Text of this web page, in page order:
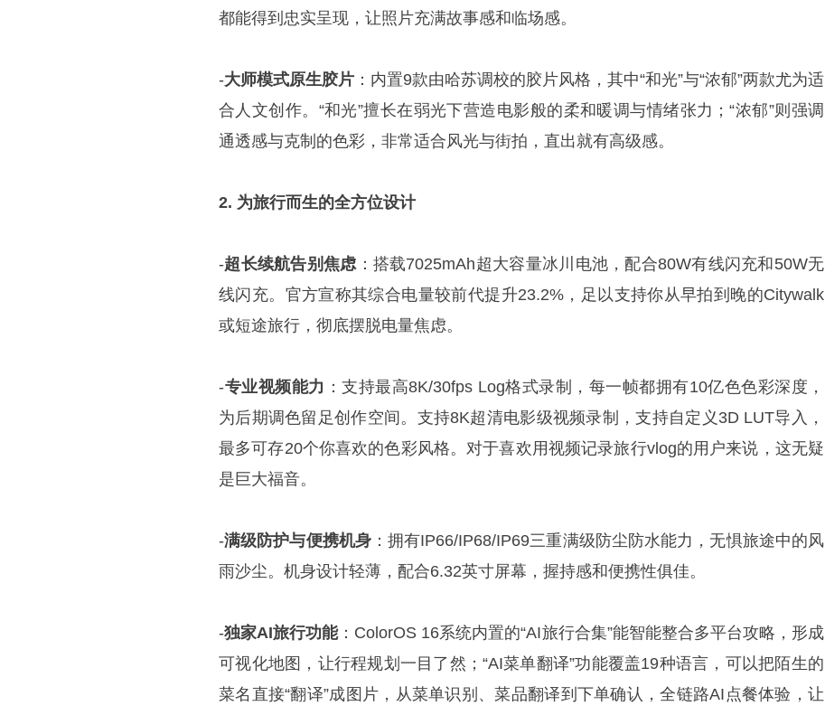
都能得到忠实呈现，让照片充满故事感和临场感。
-大师模式原生胶片 ：内置9款由哈苏调校的胶片风格，其中“和光”与“浓郁”两款尤为适
合人文创作。“和光”擅长在弱光下营造电影般的柔和暖调与情绪张力；“浓郁”则强调
通透感与克制的色彩，非常适合风光与街拍，直出就有高级感。
2. 为旅行而生的全方位设计
-超长续航告别焦虑：搭载7025mAh超大容量冰川电池，配合80W有线闪充和50W无
线闪充。官方宣称其综合电量较前代提升23.2%，足以支持你从早拍到晚的Citywalk
或短途旅行，彻底摆脱电量焦虑。
-专业视频能力 ：支持最高8K/30fps Log格式录制，每一帧都拥有10亿色色彩深度，
为后期调色留足创作空间。支持8K超清电影级视频录制，支持自定义3D LUT导入，
最多可存20个你喜欢的色彩风格。对于喜欢用视频记录旅行vlog的用户来说，这无疑
是巨大福音。
-满级防护与便携机身：拥有IP66/IP68/IP69三重满级防尘防水能力，无惧旅途中的风
雨沙尘。机身设计轻薄，配合6.32英寸屏幕，握持感和便携性俱佳。
-独家AI旅行功能：ColorOS 16系统内置的“AI旅行合集”能智能整合多平台攻略，形成
可视化地图，让行程规划一目了然；“AI菜单翻译”功能覆盖19种语言，可以把陌生的
菜名直接“翻译”成图片，从菜单识别、菜品翻译到下单确认，全链路AI点餐体验，让